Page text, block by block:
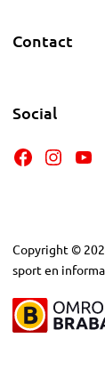
Contact
Social
Copyright ©
sport en